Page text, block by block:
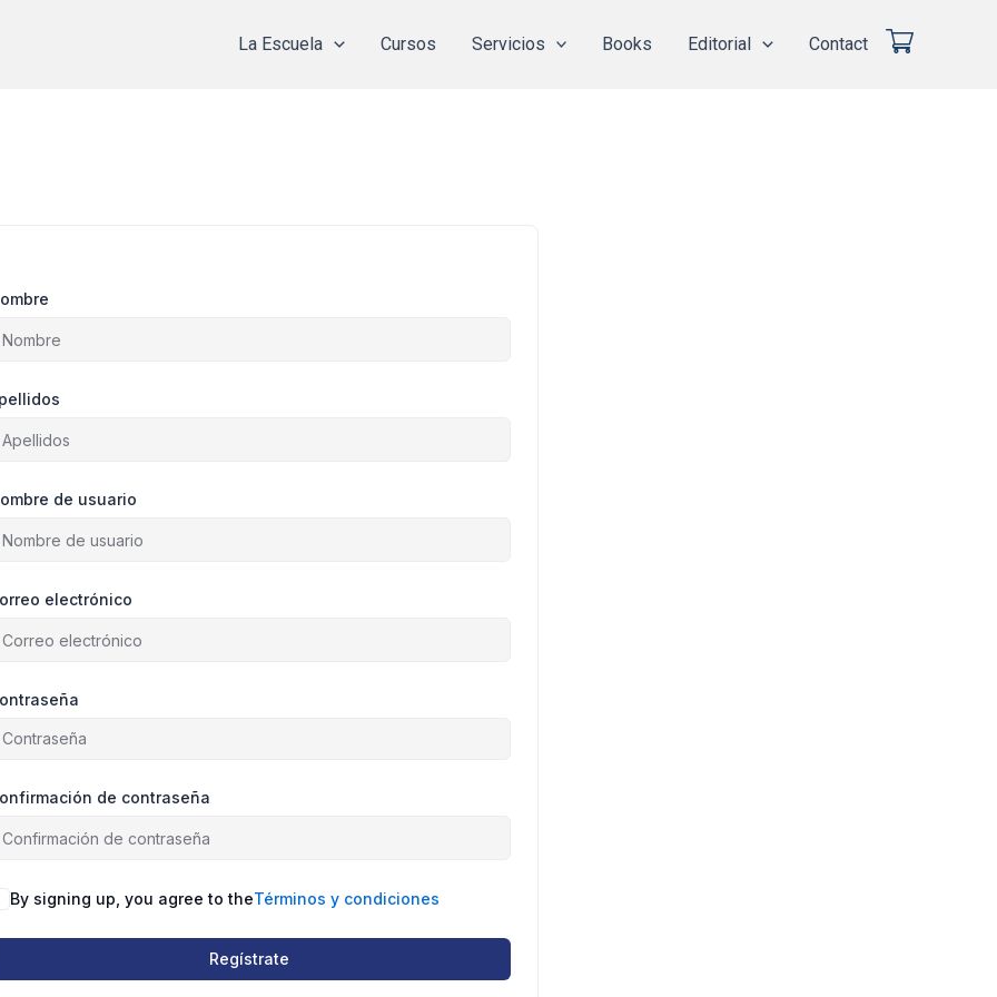
La Escuela Cursos Servicios Books Editorial Contact
de usuario
electrónico
de contraseña
By signing up, you agree to theTérminos y condiciones
Regístrate